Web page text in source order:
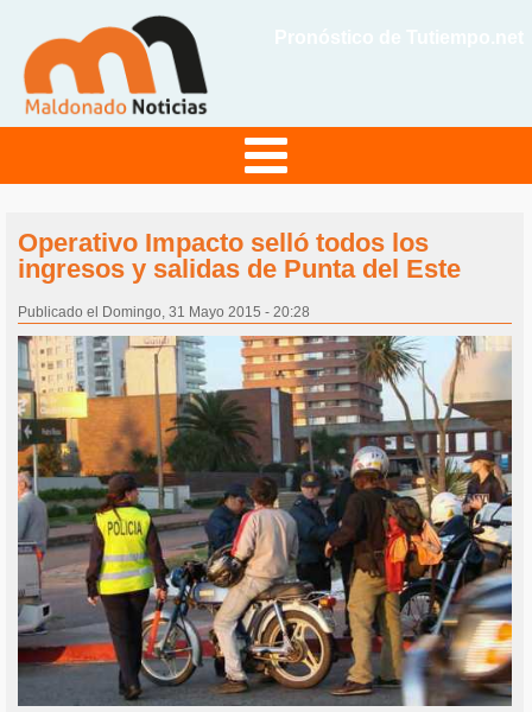
Operativo Impacto selló todos los
ingresos y salidas de Punta del Este
Publicado el Domingo, 31 Mayo 2015 - 20:28